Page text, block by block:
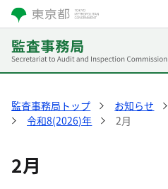
監査事務局トップ お知らせ
令和8(2026)年
2月
2月